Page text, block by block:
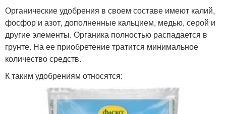
Органические удобрения в своем составе имеют калий,
фосфор и азот, дополненные кальцием, медью, серой и
другие элементы. Органика полностью распадается в
грунте. На ее приобретение тратится минимальное
количество средств.
К таким удобрениям относятся: